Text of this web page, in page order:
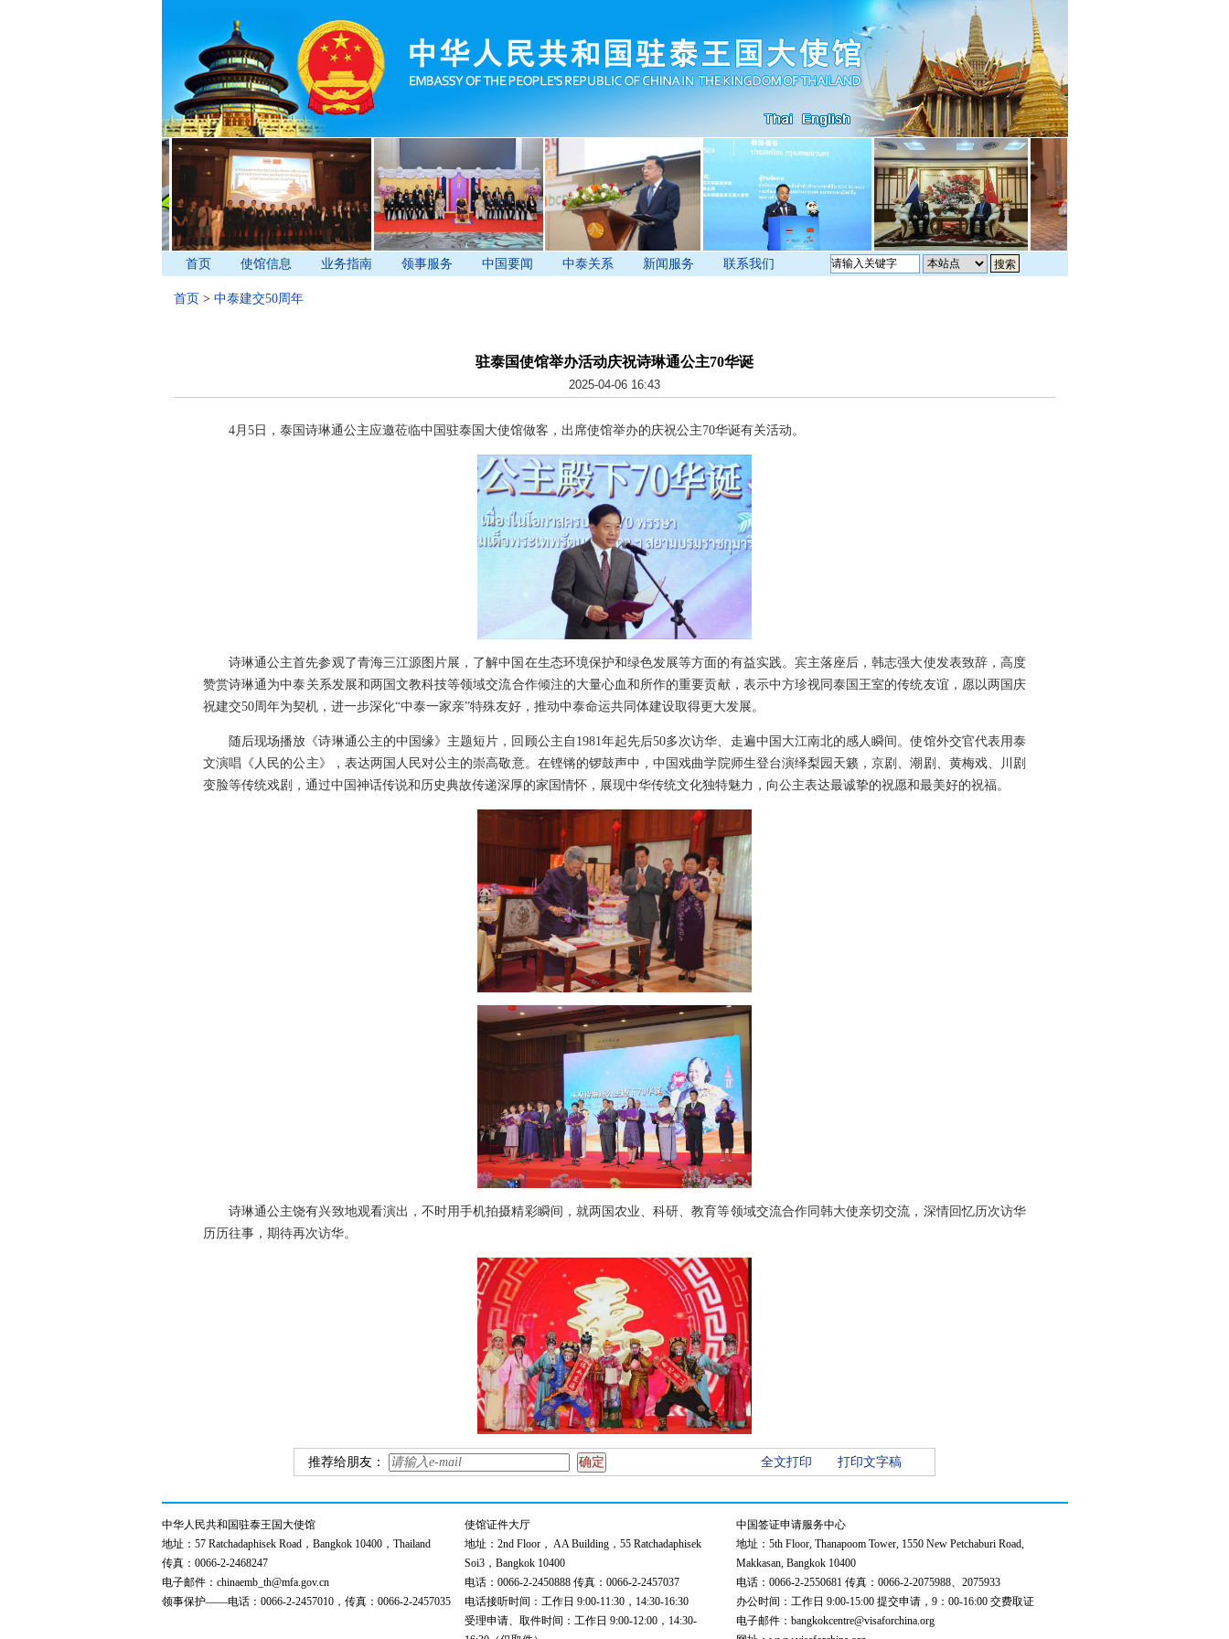
首页 使馆信息 业务指南 领事服务 中国要闻 中泰关系 新闻服务 联系我们
首页 > 中泰建交50周年
驻泰国使馆举办活动庆祝诗琳通公主70华诞
2025-04-06 16:43
4月5日，泰国诗琳通公主应邀莅临中国驻泰国大使馆做客，出席使馆举办的庆祝公主70华诞有关活动。
诗琳通公主首先参观了青海三江源图片展，了解中国在生态环境保护和绿色发展等方面的有益实践。宾主落座后，韩志强大使发表致辞，高度
赞赏诗琳通为中泰关系发展和两国文教科技等领域交流合作倾注的大量心血和所作的重要贡献，表示中方珍视同泰国王室的传统友谊，愿以两国庆
祝建交50周年为契机，进一步深化“中泰一家亲”特殊友好，推动中泰命运共同体建设取得更大发展。
随后现场播放《诗琳通公主的中国缘》主题短片，回顾公主自1981年起先后50多次访华、走遍中国大江南北的感人瞬间。使馆外交官代表用泰
文演唱《人民的公主》，表达两国人民对公主的崇高敬意。在铿锵的锣鼓声中，中国戏曲学院师生登台演绎梨园天籁，京剧、潮剧、黄梅戏、川剧
变脸等传统戏剧，通过中国神话传说和历史典故传递深厚的家国情怀，展现中华传统文化独特魅力，向公主表达最诚挚的祝愿和最美好的祝福。
诗琳通公主饶有兴致地观看演出，不时用手机拍摄精彩瞬间，就两国农业、科研、教育等领域交流合作同韩大使亲切交流，深情回忆历次访华
历历往事，期待再次访华。
推荐给朋友： 全文打印 打印文字稿
中华人民共和国驻泰王国大使馆
地址：57 Ratchadaphisek Road，Bangkok 10400，Thailand
传真：0066-2-2468247
电子邮件：chinaemb_th@mfa.gov.cn
领事保护——电话：0066-2-2457010，传真：0066-2-2457035
使馆证件大厅
地址：2nd Floor， AA Building，55 Ratchadaphisek
Soi3，Bangkok 10400
电话：0066-2-2450888 传真：0066-2-2457037
电话接听时间：工作日 9:00-11:30，14:30-16:30
受理申请、取件时间：工作日 9:00-12:00，14:30-
中国签证申请服务中心
地址：5th Floor, Thanapoom Tower, 1550 New Petchaburi Road,
Makkasan, Bangkok 10400
电话：0066-2-2550681 传真：0066-2-2075988、2075933
办公时间：工作日 9:00-15:00 提交申请，9：00-16:00 交费取证
电子邮件：bangkokcentre@visaforchina.org